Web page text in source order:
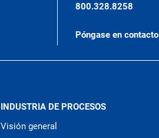
800.328.8258
Póngase en contacto
INDUSTRIA DE PROCESOS
Visión general